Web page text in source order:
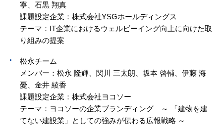
寧、石黒 翔真
課題設定企業：株式会社YSGホールディングス
テーマ：IT企業におけるウェルビーイング向上に向けた取
り組みの提案
松永チーム
メンバー：松永 隆輝、関川 三太朗、坂本 啓輔、伊藤 海
憂、金井 綾香
課題設定企業：株式会社ヨコソー
テーマ：ヨコソーの企業ブランディング ～ 「建物を建
てない建設業」としての強みが伝わる広報戦略 ～